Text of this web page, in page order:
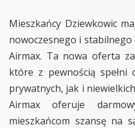
Mieszkańcy Dziewkowic
nowoczesnego i
Airmax. Ta nowa oferta
które z pewnością spełni
prywatnych, jak i
Airmax oferuje
mieszkańcom szansę na